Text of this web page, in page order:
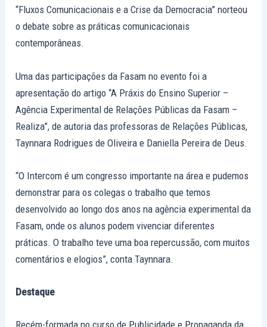
“Fluxos Comunicacionais e a Crise da Democracia” norteou
o debate sobre as práticas comunicacionais
contemporâneas.
Uma das participações da Fasam no evento foi a
apresentação do artigo “A Práxis do Ensino Superior –
Agência Experimental de Relações Públicas da Fasam –
Realiza”, de autoria das professoras de Relações Públicas,
Taynnara Rodrigues de Oliveira e Daniella Pereira de Deus.
“O Intercom é um congresso importante na área e pudemos
demonstrar para os colegas o trabalho que temos
desenvolvido ao longo dos anos na agência experimental da
Fasam, onde os alunos podem vivenciar diferentes
práticas. O trabalho teve uma boa repercussão, com muitos
comentários e elogios”, conta Taynnara.
Destaque